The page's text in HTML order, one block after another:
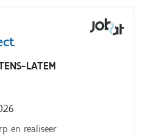
LATEM
en realiseer